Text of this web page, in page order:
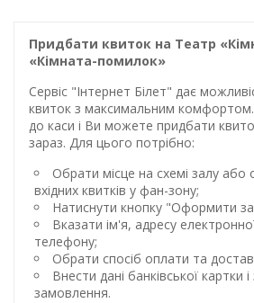
Придбати квиток на Театр
«Кімната-помилок»
Сервіс "Інтернет Білет" дає
квиток з максимальним
до каси і Ви можете придбати
зараз. Для цього потрібно:
Обрати місце на схемі залу або
вхідних квитків у фан-зону;
Натиснути кнопку "Оформити
Вказати ім'я, адресу
телефону;
Обрати спосіб оплати та
Внести дані банківської картки
замовлення.